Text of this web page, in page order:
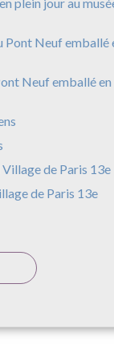
Neuf emballé
de Paris 13e